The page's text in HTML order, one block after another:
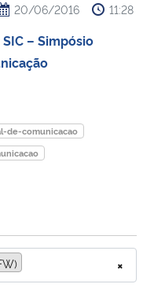
20/06/2016 11:28
– Simpósio
de-comunicacao
×